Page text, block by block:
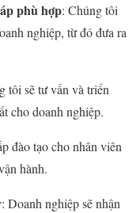
phù hợp: Chúng tôi
nghiệp, từ đó đưa ra
tôi sẽ tư vấn và triển
cho doanh nghiệp.
đào tạo cho nhân viên
hành.
: Doanh nghiệp sẽ nhận